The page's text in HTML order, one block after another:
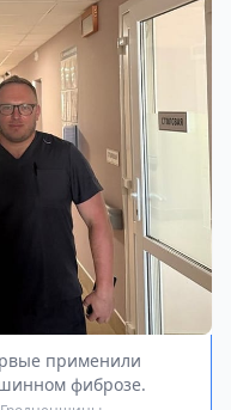
применили
фиброзе.